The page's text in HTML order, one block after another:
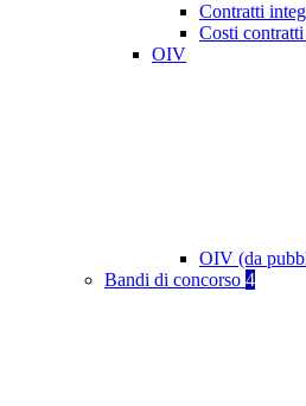
Contratti
Costi
OIV
OIV (da
Bandi di concorso 4